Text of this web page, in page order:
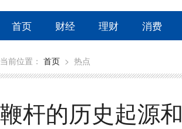
首页 财经 理财 消费
当前位置： 首页 > 热点
鞭杆的历史起源